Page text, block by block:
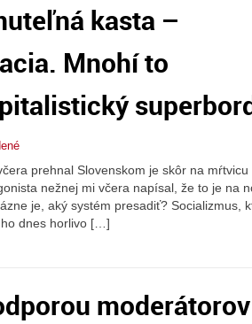
kasta –
Mnohí to
prehnal Slovenskom je skôr na mŕtvicu
nežnej mi včera napísal, že to je na
je, aký systém presadiť? Socializmus,
dnes horlivo […]
moderátorov